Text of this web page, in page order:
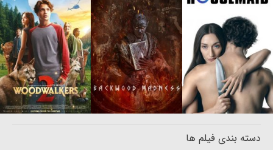
دسته بندی فیلم ها